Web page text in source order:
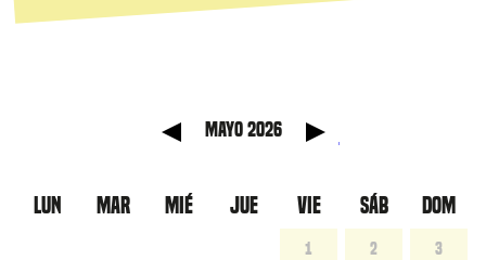
mayo 2026
LUN MAR MIÉ JUE VIE SÁB DOM
1 2 3